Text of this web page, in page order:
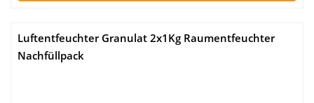
Luftentfeuchter Granulat 2x1Kg Raumentfeuchter
Nachfüllpack